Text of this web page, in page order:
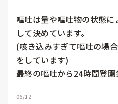
嘔吐は量や嘔吐物の状態
して決めています。
(咳き込みすぎて嘔吐の場
をしています)
最終の嘔吐から24時間登園
06/12